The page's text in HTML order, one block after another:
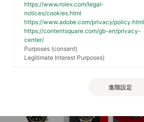
https://www.rolex.com/legal-
notices/cookies.html
https://www.adobe.com/privacy/policy.html
https://contentsquare.com/gb-en/privacy-
center/
Purposes (consent)
Legitimate Interest Purposes)
進階設定